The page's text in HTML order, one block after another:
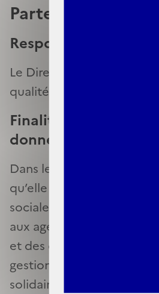
Partenaires
Responsable de
Le Directeur de la
qualité de responsable
Finalité des
données
Dans le cadre des
qu’elle mène, la
sociale (DSS) traite les
aux agents des caisses
et des organismes
gestionnaires de la
solidaire à des fins